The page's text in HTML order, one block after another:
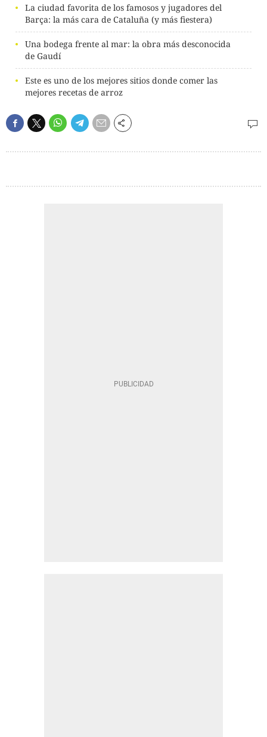
La ciudad favorita de los famosos y jugadores del
Barça: la más cara de Cataluña (y más fiestera)
Una bodega frente al mar: la obra más desconocida
de Gaudí
Este es uno de los mejores sitios donde comer las
mejores recetas de arroz